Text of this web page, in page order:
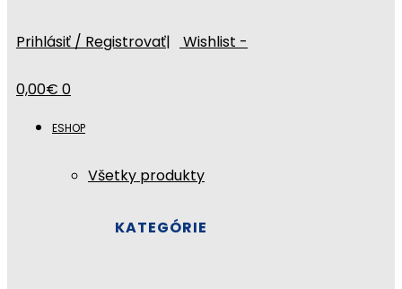
Prihlásiť / Registrovať| Wishlist -
0,00€ 0
ESHOP
Všetky produkty
KATEGÓRIE